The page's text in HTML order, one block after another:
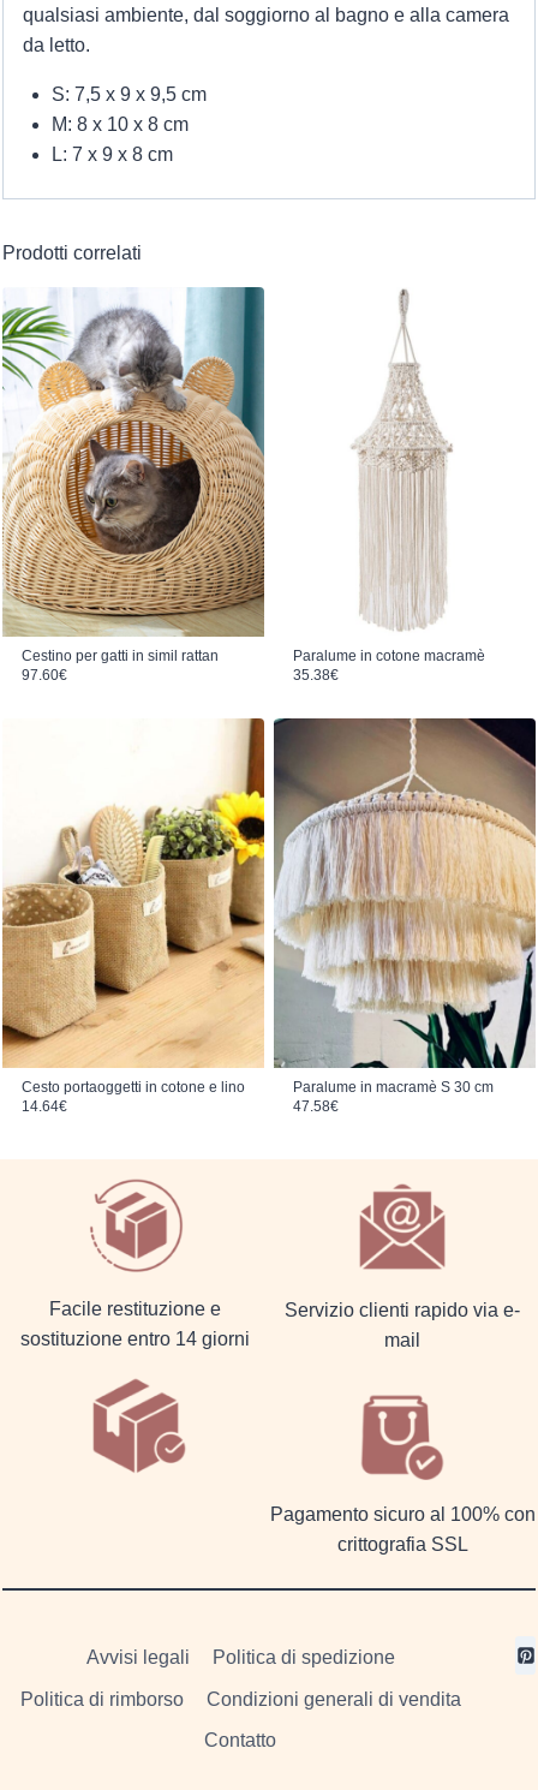
qualsiasi ambiente, dal soggiorno al bagno e alla camera
da letto.
S: 7,5 x 9 x 9,5 cm
M: 8 x 10 x 8 cm
L: 7 x 9 x 8 cm
Prodotti correlati
Cestino per gatti in simil rattan
97.60€
Paralume in cotone macramè
35.38€
Cesto portaoggetti in cotone e lino
14.64€
Paralume in macramè S 30 cm
47.58€
Facile restituzione e
sostituzione entro 14 giorni
Servizio clienti rapido via e-
mail
Pagamento sicuro al 100% con
crittografia SSL
Avvisi legali Politica di spedizione
Politica di rimborso Condizioni generali di vendita
Contatto